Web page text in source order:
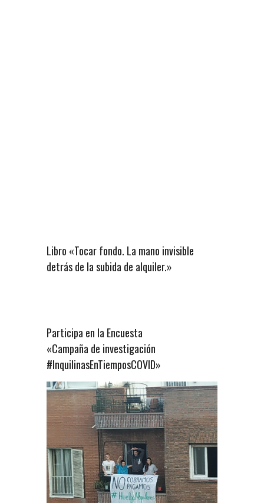
Libro «Tocar fondo. La mano invisible
detrás de la subida de alquiler.»
Participa en la Encuesta
«Campaña de investigación
#InquilinasEnTiemposCOVID»